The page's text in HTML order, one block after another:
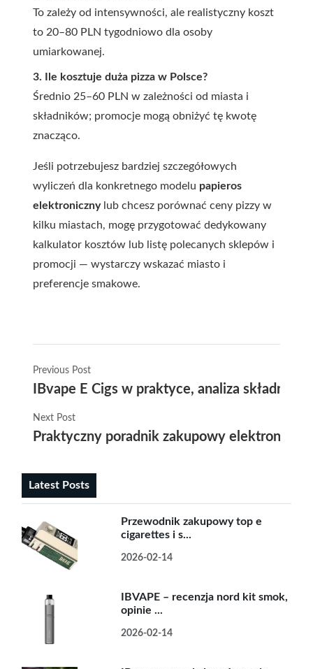
To zależy od intensywności, ale realistyczny koszt
to 20–80 PLN tygodniowo dla osoby
umiarkowanej.
3. Ile kosztuje duża pizza w Polsce?
Średnio 25–60 PLN w zależności od miasta i
składników; promocje mogą obniżyć tę kwotę
znacząco.
Jeśli potrzebujesz bardziej szczegółowych
wyliczeń dla konkretnego modelu papieros
elektronicznylub chcesz porównać ceny pizzy w
kilku miastach, mogę przygotować dedykowany
kalkulator kosztów lub listę polecanych sklepów i
promocji — wystarczy wskazać miasto i
preferencje smakowe.
Previous Post
IBvape E Cigs w praktyce, analiza
Next Post
Praktyczny poradnik zakupowy
Latest Posts
Przewodnik zakupowy top e
cigarettes i s...
2026-02-14
IBVAPE – recenzja nord kit smok,
opinie ...
2026-02-14